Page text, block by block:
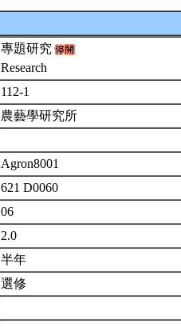
專題研究
Research
112-1
農藝學研究所
Agron8001
621 D0060
06
2.0
半年
選修